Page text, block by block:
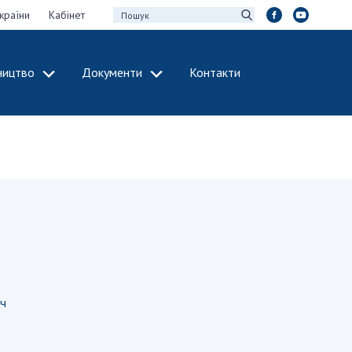
Кабінет
Документи Контакти
НАН України
СПІВРОБІТНИЦТВО